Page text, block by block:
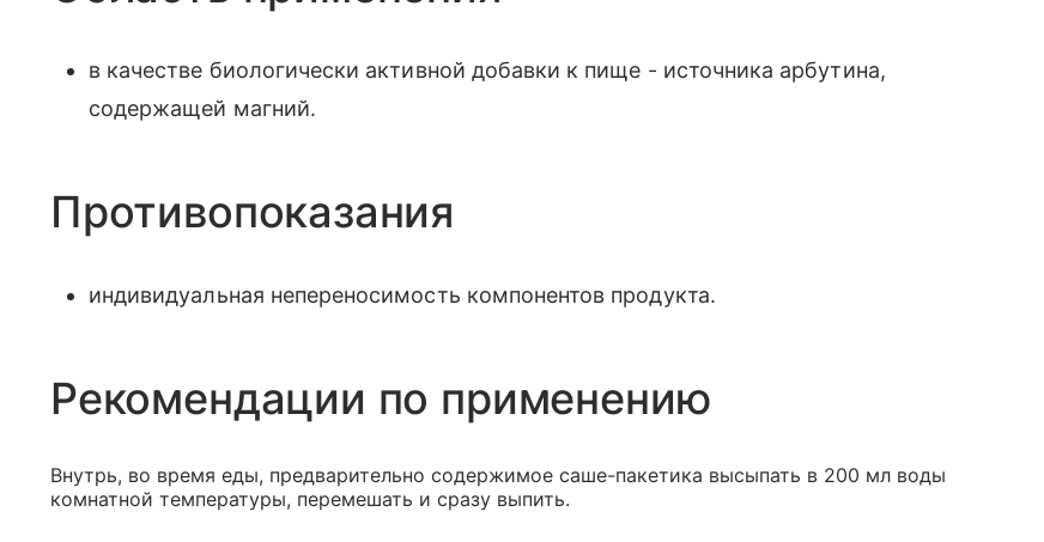
в качестве биологически активной добавки к пище - источника арбутина,
содержащей магний.
Противопоказания
индивидуальная непереносимость компонентов продукта.
Рекомендации по применению
Внутрь, во время еды, предварительно содержимое саше-пакетика высыпать в 200 мл воды
комнатной температуры, перемешать и сразу выпить.